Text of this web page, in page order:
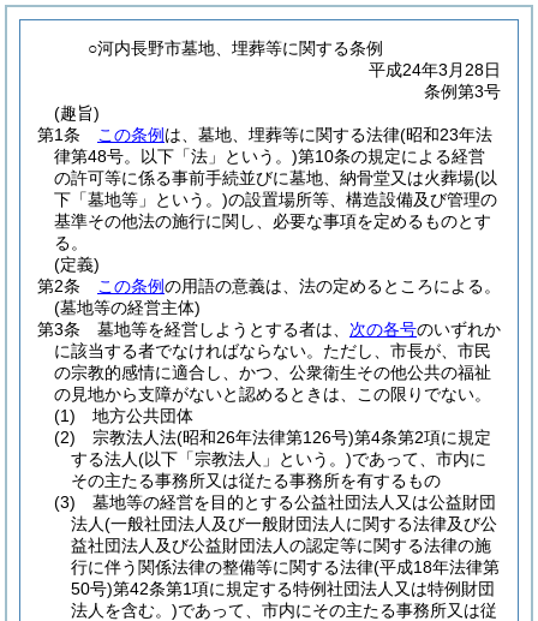
○河内長野市墓地、埋葬等に関する条例
平成24年3月28日
条例第3号
(趣旨)
第1条
この条例 は、墓地、埋葬等に関する法律(昭和23年法
律第48号。以下「法」という。)第10条の規定による経営
の許可等に係る事前手続並びに墓地、納骨堂又は火葬場(以
下「墓地等」という。)の設置場所等、構造設備及び管理の
基準その他法の施行に関し、必要な事項を定めるものとす
る。
(定義)
第2条
この条例の用語の意義は、法の定めるところによる。
(墓地等の経営主体)
第3条
墓地等を経営しようとする者は、 次の各号のいずれか
に該当する者でなければならない。 ただし、市長が、市民
の宗教的感情に適合し、かつ、公衆衛生その他公共の福祉
の見地から支障がないと認めるときは、この限りでない。
(1)
地方公共団体
(2)
宗教法人法(昭和26年法律第126号)第4条第2項に規定
する法人(以下「宗教法人」という。)であって、市内に
その主たる事務所又は従たる事務所を有するもの
(3)
墓地等の経営を目的とする公益社団法人又は公益財団
法人(一般社団法人及び一般財団法人に関する法律及び公
益社団法人及び公益財団法人の認定等に関する法律の施
行に伴う関係法律の整備等に関する法律(平成18年法律第
50号)第42条第1項に規定する特例社団法人又は特例財団
法人を含む。)であって、市内にその主たる事務所又は従